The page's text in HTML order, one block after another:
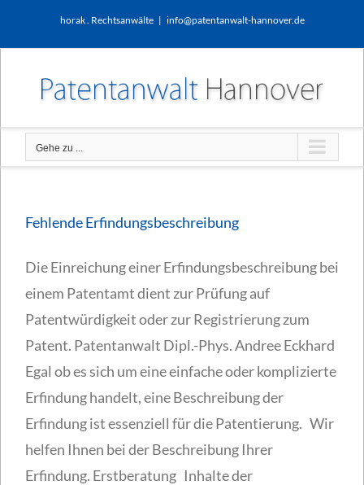
horak . Rechtsanwälte | info@patentanwalt-hannover.de
Gehe zu ...
Fehlende Erfindungsbeschreibung
Die Einreichung einer Erfindungsbeschreibung bei
einem Patentamt dient zur Prüfung auf
Patentwürdigkeit oder zur Registrierung zum
Patent. Patentanwalt Dipl.-Phys. Andree Eckhard
Egal ob es sich um eine einfache oder komplizierte
Erfindung handelt, eine Beschreibung der
Erfindung ist essenziell für die Patentierung. Wir
helfen Ihnen bei der Beschreibung Ihrer
Erfindung. Erstberatung Inhalte der